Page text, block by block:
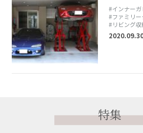
#インナーガ
#ファミリー
#リビング収
特集